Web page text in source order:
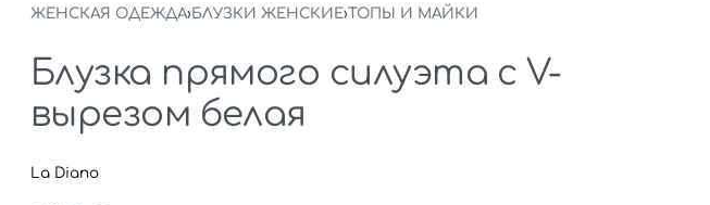
ЖЕНСКАЯ ОДЕЖДА›БЛУЗКИ ЖЕНСКИЕ›ТОПЫ И МАЙКИ
Блузка прямого силуэта с V-
вырезом белая
La Diano